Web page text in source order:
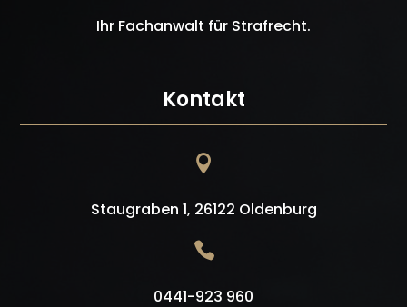
Ihr Fachanwalt für Strafrecht.
Kontakt

Staugraben 1, 26122 Oldenburg

0441-923 960